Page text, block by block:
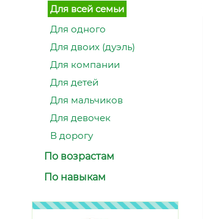
Для всей семьи
Для одного
Для двоих (дуэль)
Для компании
Для детей
Для мальчиков
Для девочек
В дорогу
По возрастам
По навыкам